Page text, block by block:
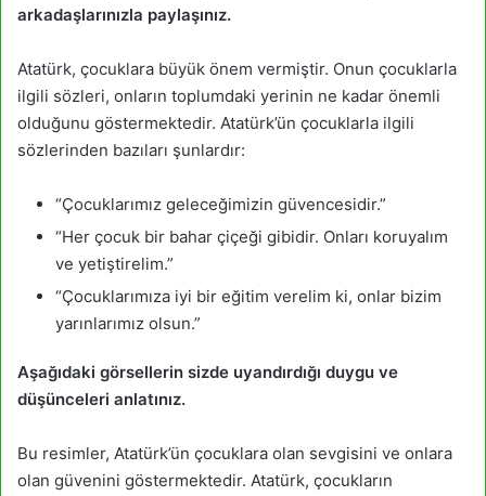
arkadaşlarınızla paylaşınız.
Atatürk, çocuklara büyük önem vermiştir. Onun çocuklarla
ilgili sözleri, onların toplumdaki yerinin ne kadar önemli
olduğunu göstermektedir. Atatürk’ün çocuklarla ilgili
sözlerinden bazıları şunlardır:
“Çocuklarımız geleceğimizin güvencesidir.”
“Her çocuk bir bahar çiçeği gibidir. Onları koruyalım
ve yetiştirelim.”
“Çocuklarımıza iyi bir eğitim verelim ki, onlar bizim
yarınlarımız olsun.”
Aşağıdaki görsellerin sizde uyandırdığı duygu ve
düşünceleri anlatınız.
Bu resimler, Atatürk’ün çocuklara olan sevgisini ve onlara
olan güvenini göstermektedir. Atatürk, çocukların